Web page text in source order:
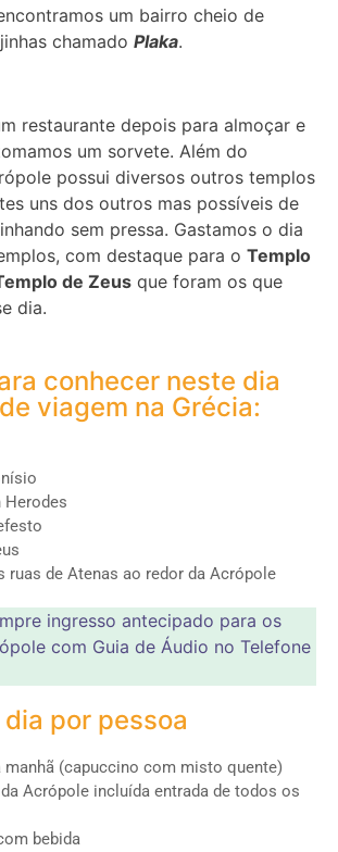
um bairro cheio de
chamado Plaka.
restaurante depois para almoçar e
um sorvete. Além do
possui diversos outros templos
uns dos outros mas possíveis de
sem pressa. Gastamos o dia
com destaque para o Templo
de Zeus que foram os que
dia.
conhecer neste dia
viagem na Grécia:
Herodes
ruas de Atenas ao redor da Acrópole
ingresso antecipado para os
com Guia de Áudio no Telefone
por pessoa
manhã (capuccino com misto quente)
Acrópole incluída entrada de todos os
bebida